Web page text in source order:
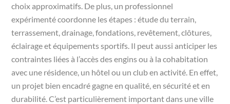
choix approximatifs. De plus, un professionnel
expérimenté coordonne les étapes : étude du terrain,
terrassement, drainage, fondations, revêtement, clôtures,
éclairage et équipements sportifs. Il peut aussi anticiper les
contraintes liées à l’accès des engins ou à la cohabitation
avec une résidence, un hôtel ou un club en activité. En effet,
un projet bien encadré gagne en qualité, en sécurité et en
durabilité. C’est particulièrement important dans une ville